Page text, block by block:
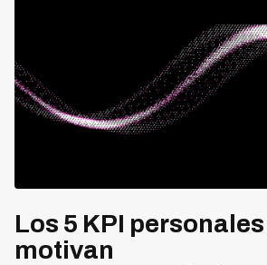
Los 5 KPI
motivan